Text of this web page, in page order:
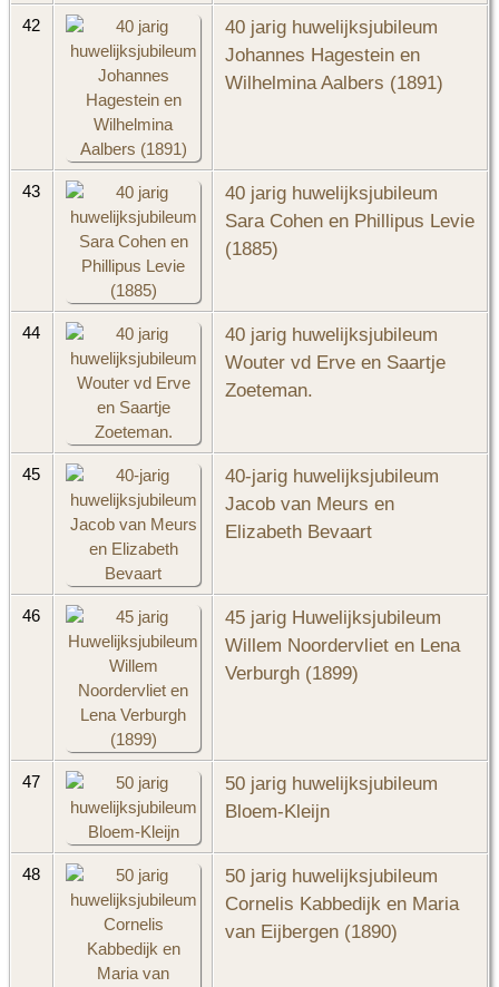
42
40 jarig huwelijksjubileum
Johannes Hagestein en
Wilhelmina Aalbers (1891)
43
40 jarig huwelijksjubileum
Sara Cohen en Phillipus Levie
(1885)
44
40 jarig huwelijksjubileum
Wouter vd Erve en Saartje
Zoeteman.
45
40-jarig huwelijksjubileum
Jacob van Meurs en
Elizabeth Bevaart
46
45 jarig Huwelijksjubileum
Willem Noordervliet en Lena
Verburgh (1899)
47
50 jarig huwelijksjubileum
Bloem-Kleijn
48
50 jarig huwelijksjubileum
Cornelis Kabbedijk en Maria
van Eijbergen (1890)